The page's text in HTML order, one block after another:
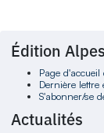
Édition Alpes
Page
Dernière lettre
S'abonner/se
Actualités